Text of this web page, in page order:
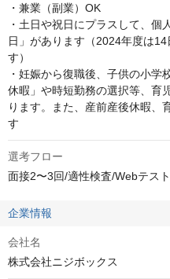
・兼業（副業）OK
・土日や祝日にプラスして、
日」があります（2024年度は
す）
・妊娠から復職後、子供の小学
休暇」や時短勤務の選択等、育
ります。また、産前産後休暇、
す
選考フロー
面接2〜3回/適性検査/Webテスト
企業情報
会社名
株式会社ニジボックス